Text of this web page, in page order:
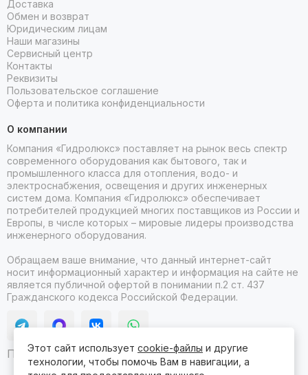
Доставка
Обмен и возврат
Юридическим лицам
Наши магазины
Сервисный центр
Контакты
Реквизиты
Пользовательское соглашение
Оферта и политика конфиденциальности
О компании
Компания «Гидролюкс» поставляет на рынок весь спектр
современного оборудования как бытового, так и
промышленного класса для отопления, водо- и
электроснабжения, освещения и других инженерных
систем дома. Компания «Гидролюкс» обеспечивает
потребителей продукцией многих поставщиков из России и
Европы, в числе которых – мировые лидеры производства
инженерного оборудования.
Обращаем ваше внимание, что данный интернет-сайт
носит информационный характер и информация на сайте не
является публичной офертой в понимании п.2 ст. 437
Гражданского кодекса Российской Федерации.
Продвижение сайта itb
Этот сайт использует cookie-файлы и другие
технологии, чтобы помочь Вам в навигации, а